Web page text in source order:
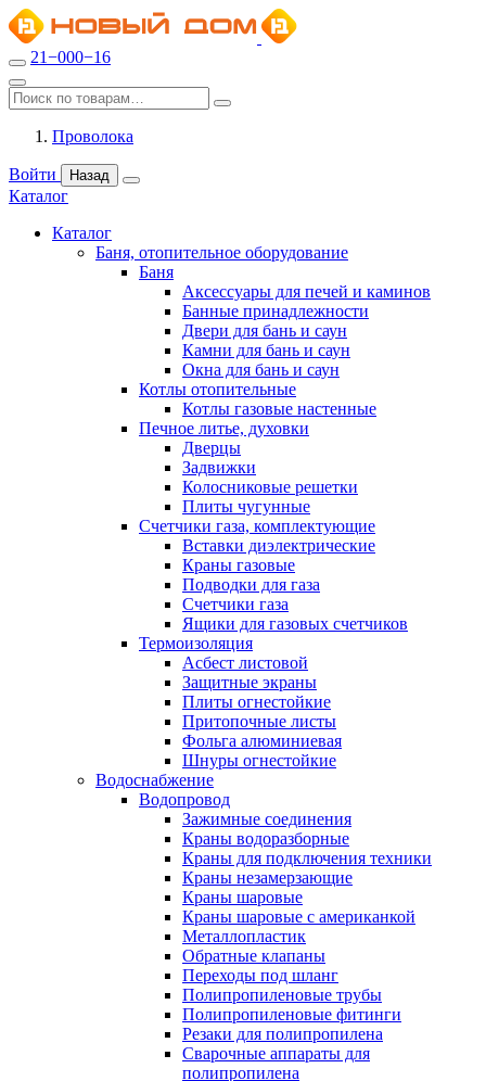
21−000−16
Проволока
Войти Назад
Каталог
Каталог
Баня, отопительное оборудование
Баня
Аксессуары для печей и каминов
Банные принадлежности
Двери для бань и саун
Камни для бань и саун
Окна для бань и саун
Котлы отопительные
Котлы газовые настенные
Печное литье, духовки
Дверцы
Задвижки
Колосниковые решетки
Плиты чугунные
Счетчики газа, комплектующие
Вставки диэлектрические
Краны газовые
Подводки для газа
Счетчики газа
Ящики для газовых счетчиков
Термоизоляция
Асбест листовой
Защитные экраны
Плиты огнестойкие
Притопочные листы
Фольга алюминиевая
Шнуры огнестойкие
Водоснабжение
Водопровод
Зажимные соединения
Краны водоразборные
Краны для подключения техники
Краны незамерзающие
Краны шаровые
Краны шаровые с американкой
Металлопластик
Обратные клапаны
Переходы под шланг
Полипропиленовые трубы
Полипропиленовые фитинги
Резаки для полипропилена
Сварочные аппараты для
полипропилена